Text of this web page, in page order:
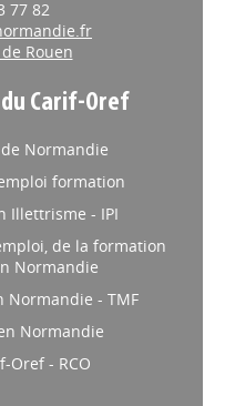
77 82
Rouen
Carif-Oref
Normandie
formation
Illettrisme - IPI
de la formation
Normandie
Normandie - TMF
Normandie
Oref - RCO